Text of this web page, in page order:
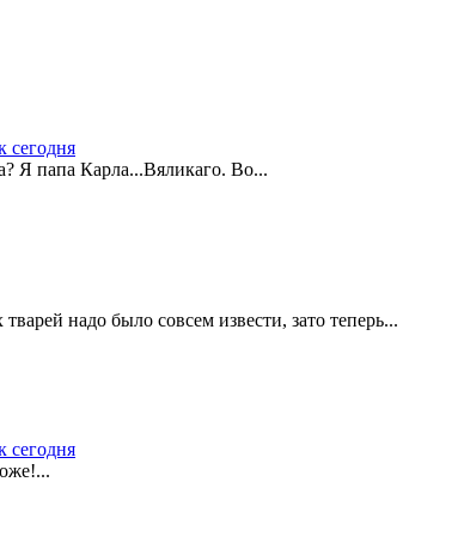
сегодня
Я папа Карла...Вяликаго. Во...
надо было совсем извести, зато теперь...
сегодня